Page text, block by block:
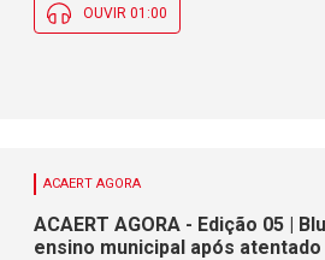
OUVIR 01:00
ACAERT AGORA
ACAERT AGORA - Edição 05 |
ensino municipal após atentado